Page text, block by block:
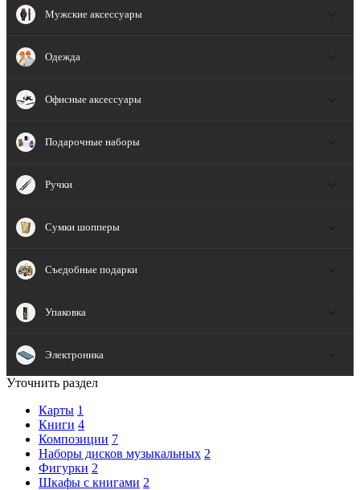
Мужские аксессуары
Одежда
Офисные аксессуары
Подарочные наборы
Ручки
Сумки шопперы
Съедобные подарки
Упаковка
Электроника
Уточнить раздел
Карты 1
Книги 4
Композиции 7
Наборы дисков музыкальных 2
Фигурки 2
Шкафы с книгами 2